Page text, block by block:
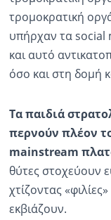
τρομοκρατική
υπήρχαν τα social
και αυτό
όσο και στη δομή
Τα παιδιά
περνούν πλέον
mainstream
θύτες στοχεύουν
χτίζοντας
εκβιάζουν.